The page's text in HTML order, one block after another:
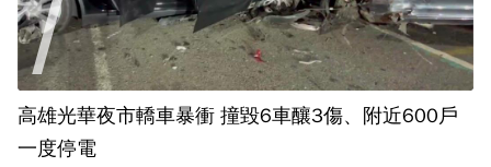
高雄光華夜市轎車暴衝 撞毀6車釀3傷、附近600戶
一度停電